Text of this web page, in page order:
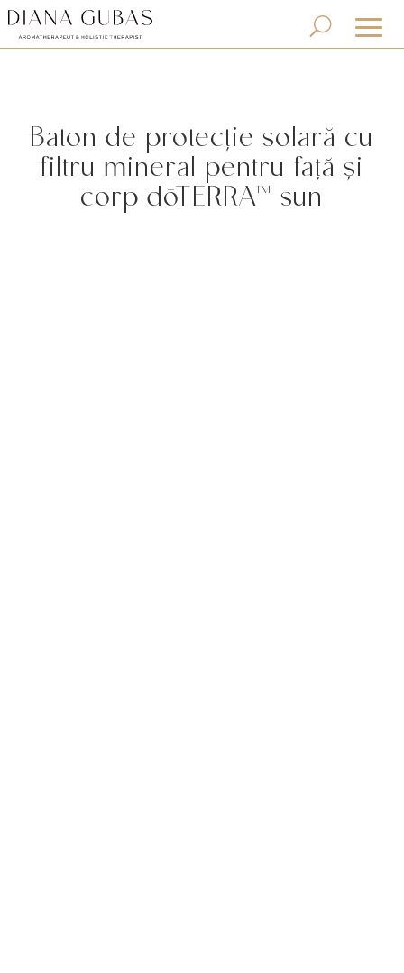
Baton de protecție solară cu
filtru mineral pentru față și
corp dōTERRA™ sun